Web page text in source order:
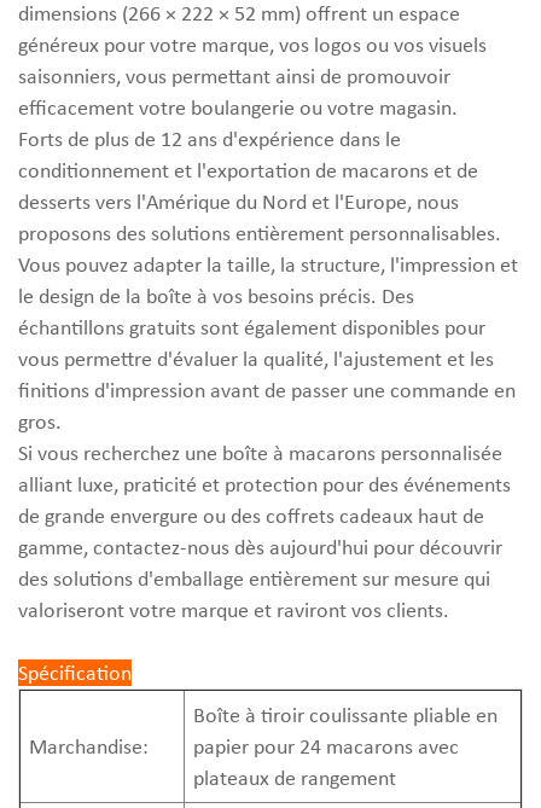
dimensions (266 × 222 × 52 mm) offrent un espace
généreux pour votre marque, vos logos ou vos visuels
saisonniers, vous permettant ainsi de promouvoir
efficacement votre boulangerie ou votre magasin.
Forts de plus de 12 ans d'expérience dans le
conditionnement et l'exportation de macarons et de
desserts vers l'Amérique du Nord et l'Europe, nous
proposons des solutions entièrement personnalisables.
Vous pouvez adapter la taille, la structure, l'impression et
le design de la boîte à vos besoins précis. Des
échantillons gratuits sont également disponibles pour
vous permettre d'évaluer la qualité, l'ajustement et les
finitions d'impression avant de passer une commande en
gros.
Si vous recherchez une boîte à macarons personnalisée
alliant luxe, praticité et protection pour des événements
de grande envergure ou des coffrets cadeaux haut de
gamme, contactez-nous dès aujourd'hui pour découvrir
des solutions d'emballage entièrement sur mesure qui
valoriseront votre marque et raviront vos clients.
Spécification
Marchandise:
Boîte à tiroir coulissante pliable en
papier pour 24 macarons avec
plateaux de rangement